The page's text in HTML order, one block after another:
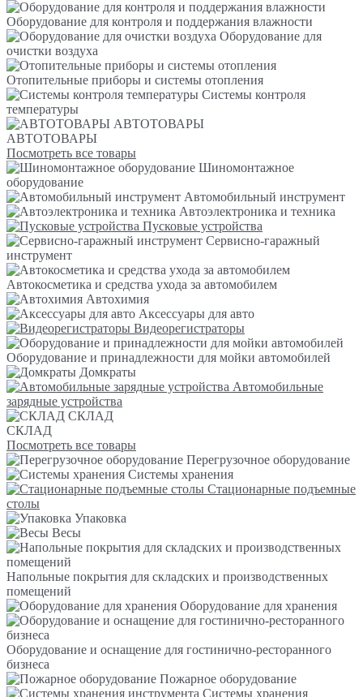
Оборудование для контроля и поддержания влажности
Оборудование для
очистки воздуха
Отопительные приборы и системы отопления
Системы контроля
температуры
АВТОТОВАРЫ
АВТОТОВАРЫ
Посмотреть все товары
Шиномонтажное
оборудование
Автомобильный инструмент
Автоэлектроника и техника
Пусковые устройства
Сервисно-гаражный
инструмент
Автокосметика и средства ухода за автомобилем
Автохимия
Аксессуары для авто
Видеорегистраторы
Оборудование и принадлежности для мойки автомобилей
Домкраты
Автомобильные
зарядные устройства
СКЛАД
СКЛАД
Посмотреть все товары
Перегрузочное оборудование
Системы хранения
Стационарные подъемные
столы
Упаковка
Весы
Напольные покрытия для складских и производственных
помещений
Оборудование для хранения
Оборудование и оснащение для гостинично-ресторанного
бизнеса
Пожарное оборудование
Системы хранения